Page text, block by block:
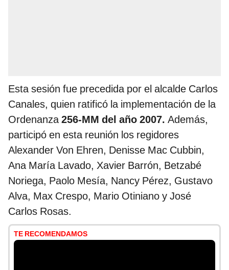
Esta sesión fue precedida por el alcalde Carlos
Canales, quien ratificó la implementación de la
Ordenanza256-MM del año 2007. Además,
participó en esta reunión los regidores
Alexander Von Ehren, Denisse Mac Cubbin,
Ana María Lavado, Xavier Barrón, Betzabé
Noriega, Paolo Mesía, Nancy Pérez, Gustavo
Alva, Max Crespo, Mario Otiniano y José
Carlos Rosas.
TE RECOMENDAMOS